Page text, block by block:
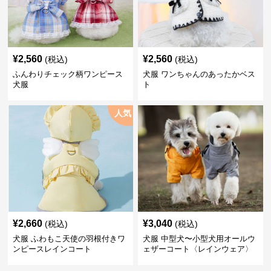
¥2,560 (税込)
ふんわりチェック柄ワンピース
犬服
¥2,560 (税込)
犬服 ワンちゃんのあったかベス
ト
人気
¥2,660 (税込)
犬服 ふわもこ天使の羽根付きワ
ンピースレインコート
¥3,040 (税込)
犬服 中型犬〜小型犬用オールウ
ェザーコート〈レインウェア〉